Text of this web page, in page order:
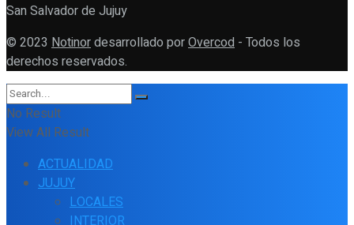
San Salvador de Jujuy
© 2023 Notinordesarrollado porOvercod - Todos los
derechos reservados.
No Result
View All Result
ACTUALIDAD
JUJUY
LOCALES
INTERIOR